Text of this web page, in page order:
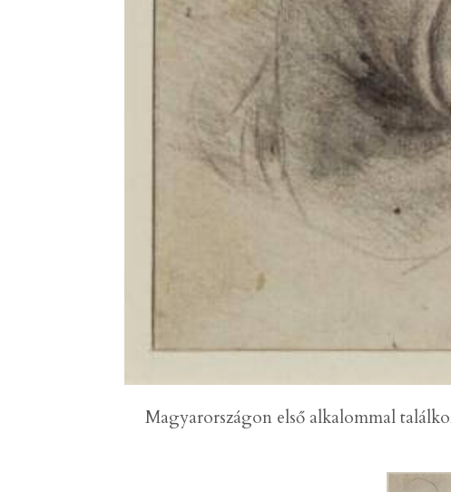
Magyarországon első alkalommal